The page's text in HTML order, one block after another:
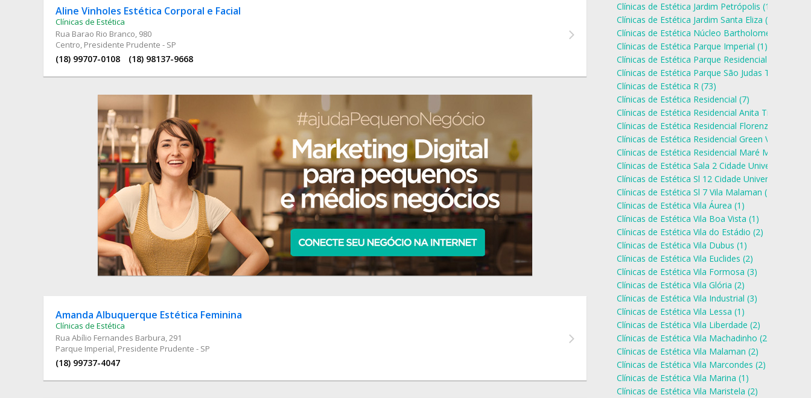
Aline Vinholes Estética Corporal e Facial
Clínicas de Estética
Rua Barao Rio Branco, 980
Centro, Presidente Prudente - SP
(18) 99707-0108 (18) 98137-9668
Amanda Albuquerque Estética Feminina
Clínicas de Estética
Rua Abílio Fernandes Barbura, 291
Parque Imperial, Presidente Prudente - SP
(18) 99737-4047
Clínicas de Estética Jardim Petrópolis (1)
Clínicas de Estética Jardim Santa Eliza (1)
Clínicas de Estética Núcleo Bartholomeu Bueno
Clínicas de Estética Parque Imperial (1)
Clínicas de Estética Parque Residencial Funada (1)
Clínicas de Estética Parque São Judas Tadeu (1)
Clínicas de Estética R (73)
Clínicas de Estética Residencial (7)
Clínicas de Estética Residencial Anita Tiezzi (1)
Clínicas de Estética Residencial Florenza (1)
Clínicas de Estética Residencial Green Ville (1)
Clínicas de Estética Residencial Maré Mansa (1)
Clínicas de Estética Sala 2 Cidade Universitária (1)
Clínicas de Estética Sl 12 Cidade Universitária (1)
Clínicas de Estética Sl 7 Vila Malaman (1)
Clínicas de Estética Vila Áurea (1)
Clínicas de Estética Vila Boa Vista (1)
Clínicas de Estética Vila do Estádio (2)
Clínicas de Estética Vila Dubus (1)
Clínicas de Estética Vila Euclides (2)
Clínicas de Estética Vila Formosa (3)
Clínicas de Estética Vila Glória (2)
Clínicas de Estética Vila Industrial (3)
Clínicas de Estética Vila Lessa (1)
Clínicas de Estética Vila Liberdade (2)
Clínicas de Estética Vila Machadinho (2)
Clínicas de Estética Vila Malaman (2)
Clínicas de Estética Vila Marcondes (2)
Clínicas de Estética Vila Marina (1)
Clínicas de Estética Vila Maristela (2)